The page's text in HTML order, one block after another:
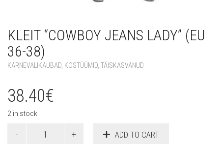
KLEIT “COWBOY JEANS LADY” (EU
36-38)
KARNEVALIKAUBAD KOSTÜÜMID TÄISKASVANUD
38.40€
2 in stock
"Cowboy
ADD TO CART